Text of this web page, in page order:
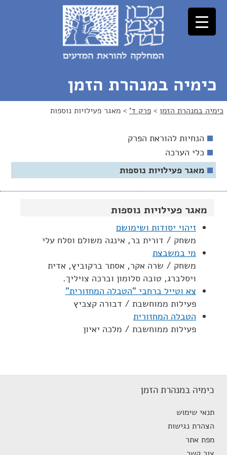
לתוכן
לניווט
כימיה במנהרת הזמן
כימיה במנהרת הזמן > פרק ד' > מאגר פעילויות נוספות
מאגר פעילויות נוספות
זיהוי יסודות ושימושם
משחק / דורית בר, אינגה משולם וסלח עלי
מי במשבצת
משחק / שרה אקר, אסתר ברקוביץ, אדית
ויסלברג, טובה סלומון וברכה צויליך.
צא וטייל ברחבי "הטבלה המחזורית"
פעילות ממוחשבת / דבורה קצביץ
הטבלה המחזורית
פעילות ממוחשבת / מלכה יאיון
הנחיות להוראת הפרק
כלי הערכה
מאגר פעילויות נוספות
כימיה במנהרת הזמן
תנאי שימוש
הצהרת נגישות
מפת אתר